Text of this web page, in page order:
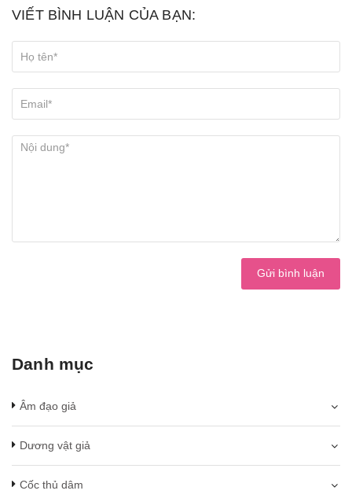
VIẾT BÌNH LUẬN CỦA BẠN:
Gửi bình luận
Danh mục
Âm đạo giả
Dương vật giả
Cốc thủ dâm